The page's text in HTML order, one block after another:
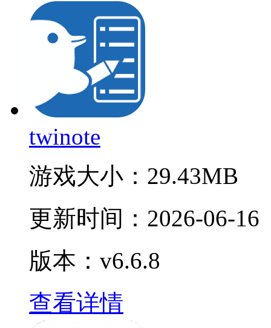
twinote
游戏大小： 29.43MB
更新时间： 2026-06-16
版本：v6.6.8
查看详情